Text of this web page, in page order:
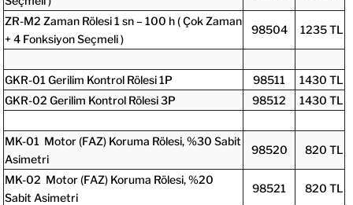
ZR-M2 Zaman Rölesi 1 sn – 100 h ( Çok Zaman
+ 4 Fonksiyon Seçmeli )
98504 1235 TL
GKR-01 Gerilim Kontrol Rölesi 1P 98511
1430 TL
GKR-02 Gerilim Kontrol Rölesi 3P
98512 1430 TL
MK-01 Motor (FAZ) Koruma Rölesi, %30 Sabit
Asimetri
98520 820 TL
MK-02 Motor (FAZ) Koruma Rölesi, %20
Sabit Asimetri
98521 820 TL